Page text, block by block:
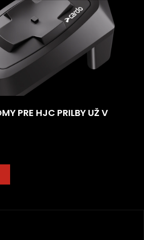
PRE HJC PRILBY UŽ V